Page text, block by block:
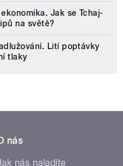
Jak se Tchaj-
na světě?
Lití poptávky
tlaky
nás
nás naladíte